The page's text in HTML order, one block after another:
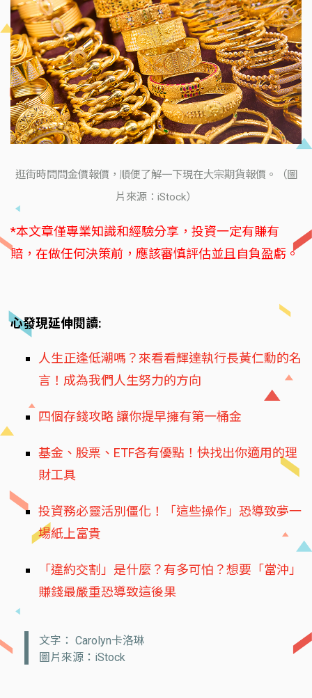
逛街時問問金價報價，順便了解一下現在大宗期貨報價。（圖
片來源：iStock）
*本文章僅專業知識和經驗分享，投資一定有賺有
賠，在做任何決策前，應該審慎評估並且自負盈虧。
心發現延伸閱讀:
人生正逢低潮嗎？來看看輝達執行長黃仁勳的名
言！成為我們人生努力的方向
四個存錢攻略 讓你提早擁有第一桶金
基金、股票、ETF各有優點！快找出你適用的理
財工具
投資務必靈活別僵化！「這些操作」恐導致夢一
場紙上富貴
「違約交割」是什麼？有多可怕？想要「當沖」
賺錢最嚴重恐導致這後果
文字： Carolyn卡洛琳
圖片來源：iStock